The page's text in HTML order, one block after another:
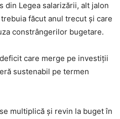
din Legea salarizării, alt jalon
făcut anul trecut și care
constrângerilor bugetare.
care merge pe investiții
sustenabil pe termen
multiplică și revin la buget în